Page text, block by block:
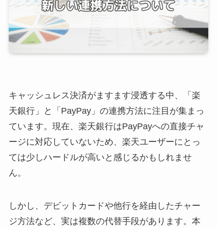
キャッシュレス決済がますます浸透する中、「楽
天銀行」と「PayPay」の連携方法に注目が集まっ
ています。現在、楽天銀行はPayPayへの直接チャ
ージに対応していないため、楽天ユーザーにとっ
ては少しハードルが高いと感じるかもしれませ
ん。
しかし、デビットカードや他行を経由したチャー
ジ方法など、実は複数の代替手段があります。本